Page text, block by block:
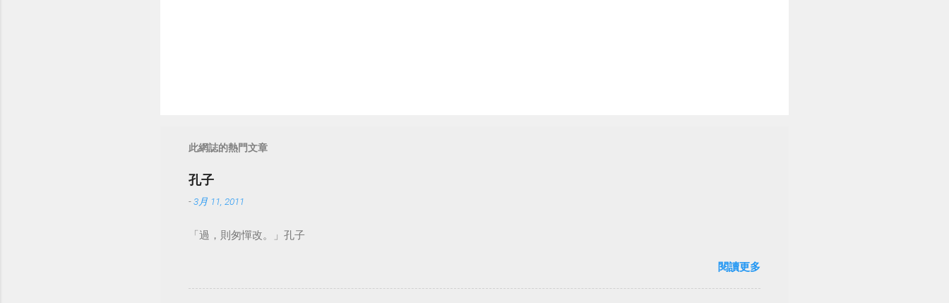
此網誌的熱門文章
孔子
-3月 11, 2011
「過，則匆憚改。」孔子
閱讀更多